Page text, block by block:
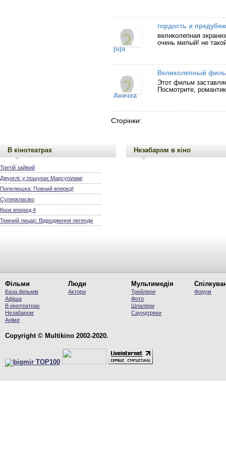
juja
гордость и
великолепная
очень милый! не
Анечка
Великолепный
Этот фильм
Посмотрите,
Сторінки:
В кінотеатрах
Третій зайвий
Джунглі: у пошуках Марсупіламі
Попелюшка: Повний вперед!
Суперкласіко
Крок вперед 4
Темний лицар: Відродження легенди
Незабаром в кіно
Фільми
База фільмів
Афіша
В кінотеатрах
Незабаром
Аніме
Люди
Актори
Мультимедія
Трейлери
Фото
Шпалери
Саундтреки
Форум
Copyright © Multikino 2002-2020.